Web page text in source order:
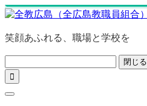
笑顔あふれる、職場と学校を
閉じる
